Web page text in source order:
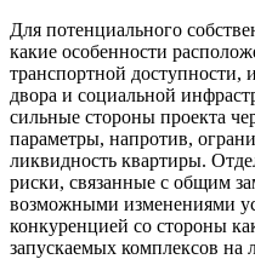
Для потенциального
какие особенности
транспортной
двора и социальной
сильные стороны проекта
параметры, напротив,
ликвидность квартиры.
риски, связанные с общим
возможными изменениями
конкуренцией со стороны
запускаемых комплексов на